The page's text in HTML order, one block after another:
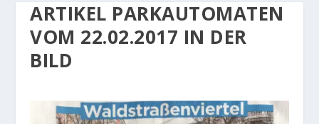
ARTIKEL PARKAUTOMATEN
VOM 22.02.2017 IN DER
BILD